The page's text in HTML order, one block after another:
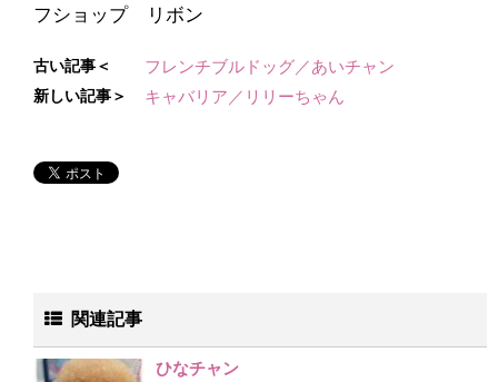
フショップ リボン
古い記事＜ フレンチブルドッグ／あいチャン
新しい記事＞ キャバリア／リリーちゃん
関連記事
ひなチャン